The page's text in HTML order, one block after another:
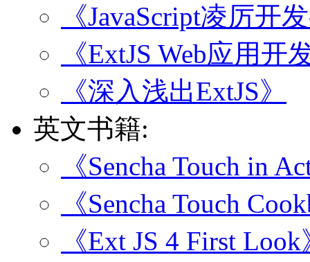
《JavaScript凌厉开
《ExtJS Web应用开
《深入浅出ExtJS》
英文书籍:
《Sencha Touch in
《Sencha Touch
《Ext JS 4 First Look